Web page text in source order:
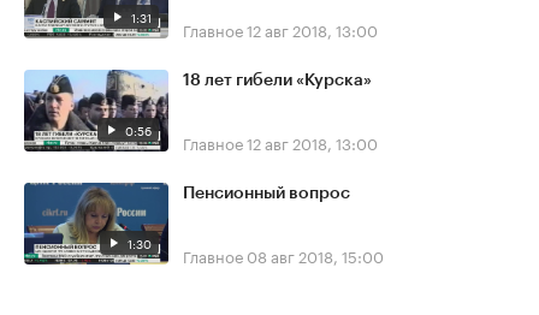
1:31 Главное12 авг 2018, 13:00
0:56
18 лет гибели «Курска»
Главное12 авг 2018, 13:00
1:30
Пенсионный вопрос
Главное 08 авг 2018, 15:00